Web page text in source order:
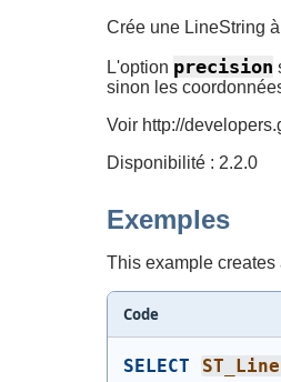
Crée une LineString
L'option precision
sinon les
Voir http://
Disponibilité : 2.2.0
Exemples
This example
Code
SELECT